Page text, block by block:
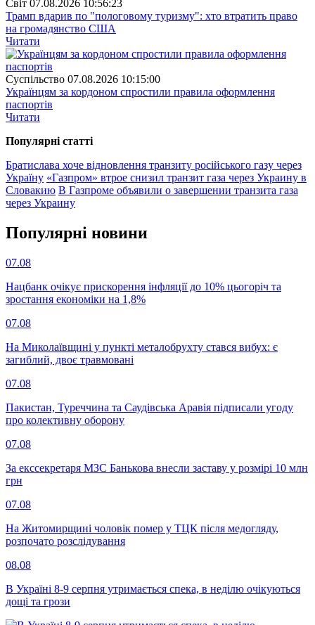
Свiт 07.08.2026 10:56:23
Трамп вдарив по "пологовому туризму": хто втратить право
на громадянство США
Читати
Суспiльство 07.08.2026 10:15:00
Українцям за кордоном спростили правила оформлення
паспортів
Читати
Популярнi статтi
Братислава хоче відновлення транзиту російського газу через
Україну «Газпром» втрое снизил транзит газа через Украину в
Словакию В Газпроме объявили о завершении транзита газа
через Украину
Популярнi новини
07.08
Нацбанк очікує прискорення інфляції до 10% цьогоріч та
зростання економіки на 1,8%
07.08
На Миколаївщині у пункті металобрухту стався вибух: є
загиблий, двоє травмовані
07.08
Пакистан, Туреччина та Саудівська Аравія підписали угоду
про колективну оборону
07.08
За екссекретаря МЗС Банькова внесли заставу у розмірі 10 млн
грн
07.08
На Житомирщині чоловік помер у ТЦК після медогляду,
розпочато розслідування
08.08
В Україні 8-9 серпня утримається спека, в неділю очікуються
дощі та грози